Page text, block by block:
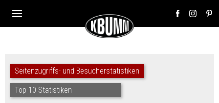
Seitenzugriffs- und Besucherstatistiken
Top 10 Statistiken